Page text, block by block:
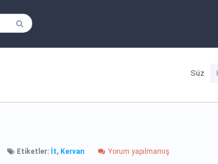
Süz
Etiketler: İt, Kervan Yorum yapılmamış